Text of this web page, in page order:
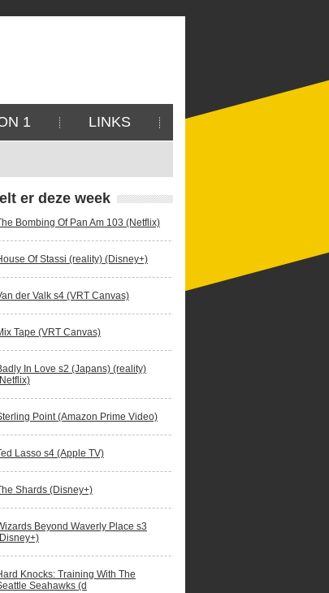
1 LINKS
er deze week
Bombing Of Pan Am 103 (Netflix)
Of Stassi (reality) (Disney+)
der Valk s4 (VRT Canvas)
Tape (VRT Canvas)
In Love s2 (Japans) (reality)
Point (Amazon Prime Video)
Lasso s4 (Apple TV)
Shards (Disney+)
Beyond Waverly Place s3
Knocks: Training With The
Seahawks (d